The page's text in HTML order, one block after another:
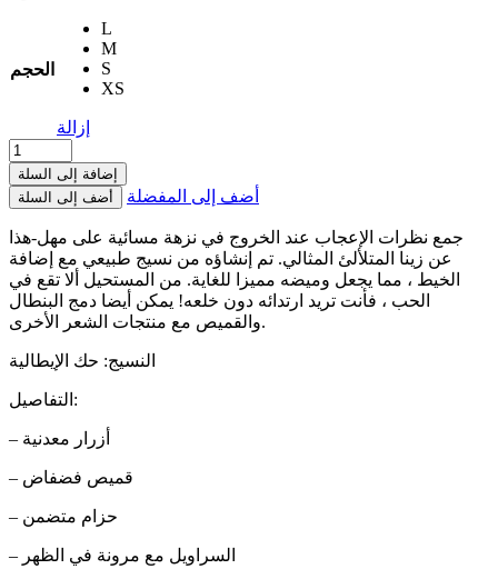
الحجم
L
M
S
XS
إزالة
إضافة إلى السلة
أضف إلى السلة
أضف إلى المفضلة
جمع نظرات الإعجاب عند الخروج في نزهة مسائية على مهل-هذا
عن زينا المتلألئ المثالي. تم إنشاؤه من نسيج طبيعي مع إضافة
الخيط ، مما يجعل وميضه مميزا للغاية. من المستحيل ألا تقع في
الحب ، فأنت تريد ارتدائه دون خلعه! يمكن أيضا دمج البنطال
والقميص مع منتجات الشعر الأخرى.
النسيج: حك الإيطالية
التفاصيل:
– أزرار معدنية
– قميص فضفاض
– حزام متضمن
– السراويل مع مرونة في الظهر